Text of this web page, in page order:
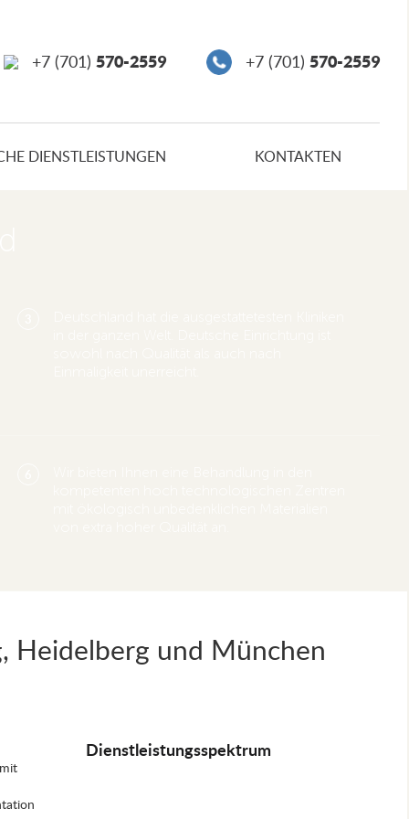
+7 (701) 570-2559
+7 (701) 570-2559
DIENSTLEISTUNGEN KONTAKTEN
Heidelberg und München
Dienstleistungsspektrum